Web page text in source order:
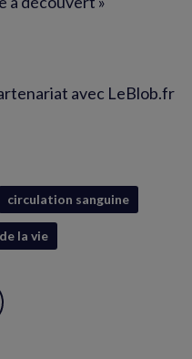
avec LeBlob.fr
circulation sanguine
la vie